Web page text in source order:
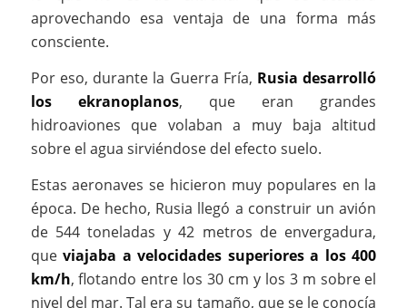
aprovechando esa ventaja de una forma más
consciente.
Por eso, durante la Guerra Fría, Rusia desarrolló
los ekranoplanos, que eran grandes
hidroaviones que volaban a muy baja altitud
sobre el agua sirviéndose del efecto suelo.
Estas aeronaves se hicieron muy populares en la
época. De hecho, Rusia llegó a construir un avión
de 544 toneladas y 42 metros de envergadura,
queviajaba a velocidades superiores a los 400
km/h, flotando entre los 30 cm y los 3 m sobre el
nivel del mar. Tal era su tamaño, que se le conocía